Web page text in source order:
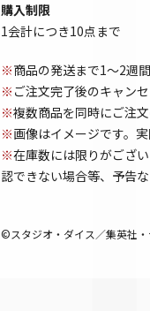
購入制限
1会計につき10点まで
※商品の発送まで1～2週
※ ご注文完了後のキャン
※複数商品を同時にご注
※画像はイメージです。
※在庫数には限りがござ
認できない場合等、予告
©スタジオ・ダイス／集英社・